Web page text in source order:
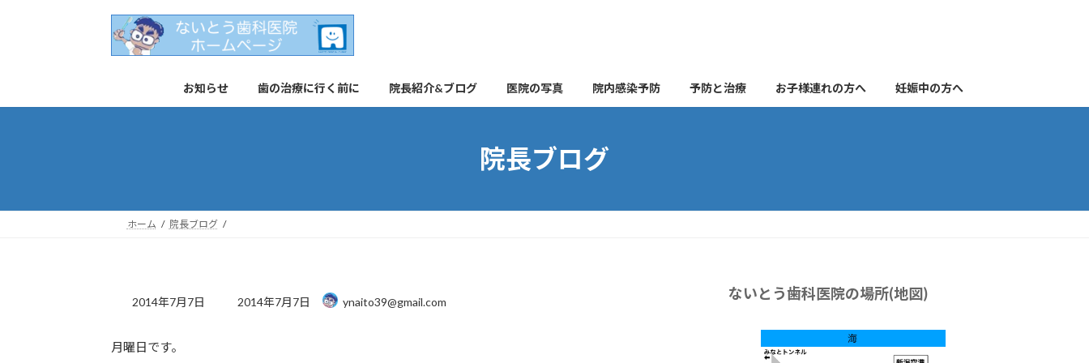
へ
ョ
お知らせ 歯の治療に行く前に 院長紹介&ブログ 医院の写真 院内感染予防 予防と治療 お子様連れの方へ 妊娠中の方へ
院長ブログ
ホーム 院長ブログ
2014年7月7日
最
2014年7月7日 ynaito39@gmail.com
月曜日です。
ないとう歯科医院の場所(地図)